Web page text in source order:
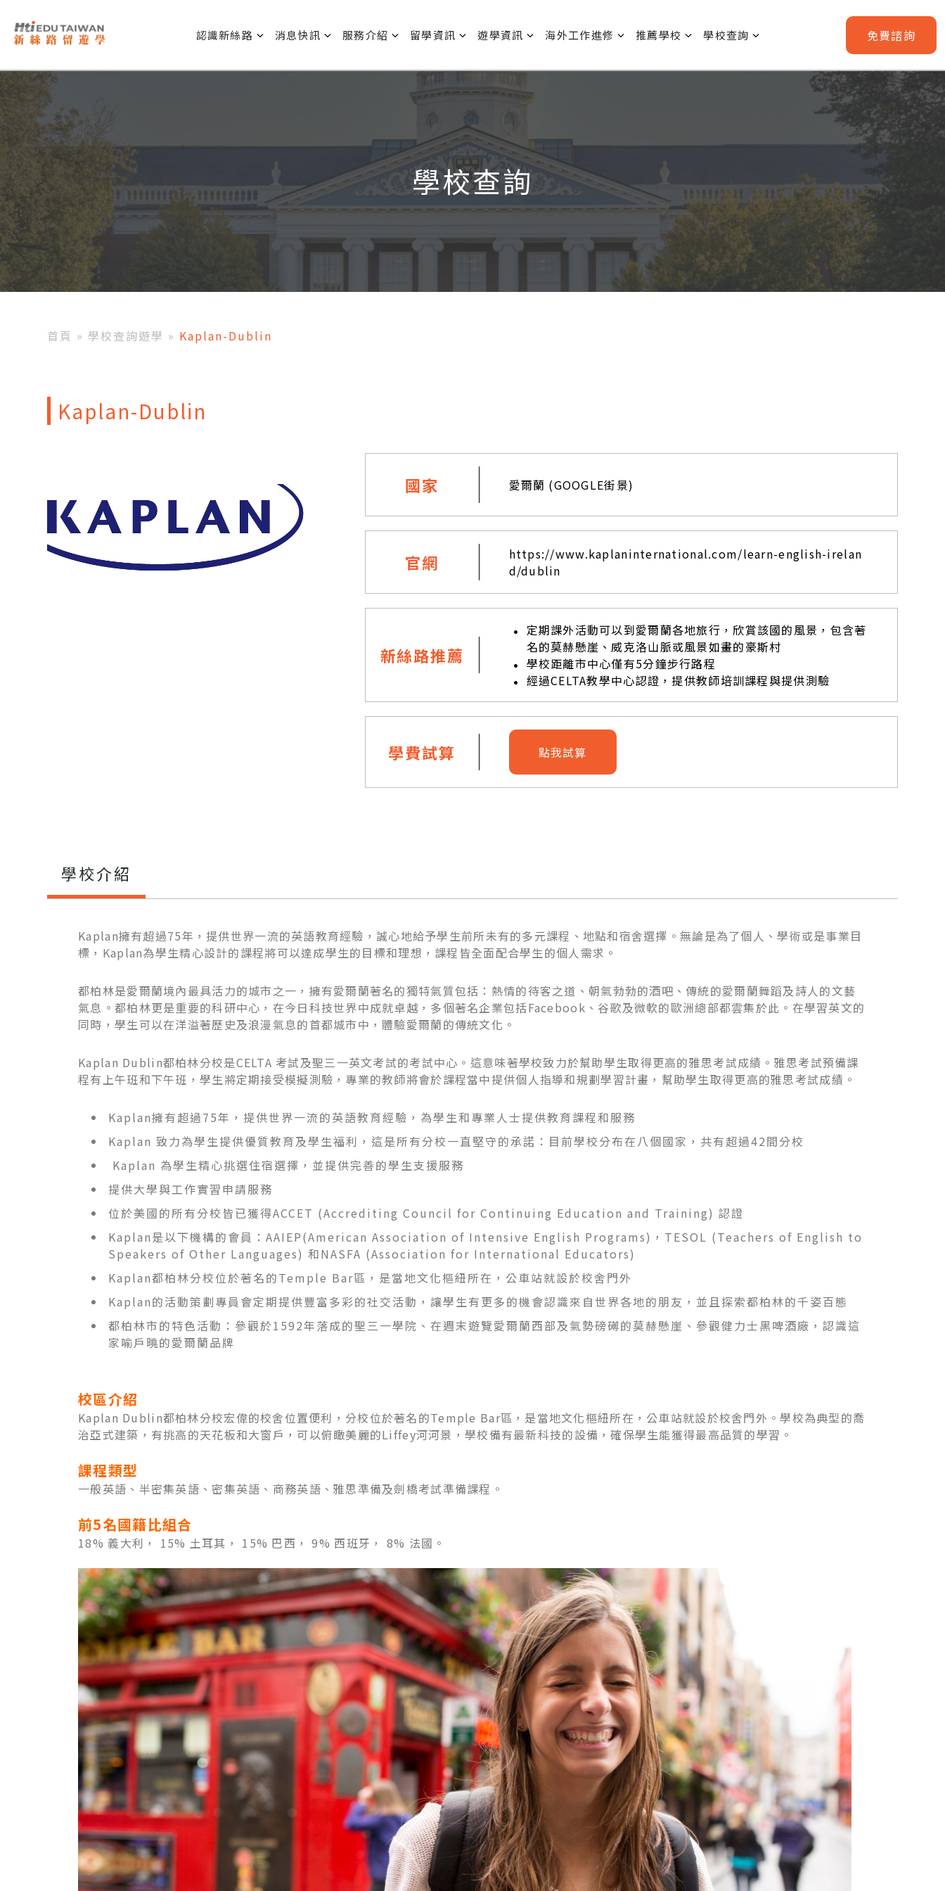
認識新絲路 消息快訊 服務介紹 留學資訊 遊學資訊 海外工作進修 推薦學校 學校查詢 免費諮詢
學校查詢
首頁 »學校查詢遊學 » Kaplan-Dublin
Kaplan-Dublin
國家 愛爾蘭 (GOOGLE街景)
官網
https://www.kaplaninternational.com/learn-english-irelan
d/dublin
新絲路推薦
定期課外活動可以到愛爾蘭各地旅行，欣賞該國的風景，包含著
名的莫赫懸崖、威克洛山脈或風景如畫的豪斯村
學校距離市中心僅有5分鐘步行路程
經過CELTA教學中心認證，提供教師培訓課程與提供測驗
學費試算 點我試算
學校介紹
Kaplan擁有超過75年，提供世界一流的英語教育經驗，誠心地給予學生前所未有的多元課程、地點和宿舍選擇。無論是為了個人、學術或是事業目
標，Kaplan為學生精心設計的課程將可以達成學生的目標和理想，課程皆全面配合學生的個人需求。
都柏林是愛爾蘭境內最具活力的城市之一，擁有愛爾蘭著名的獨特氣質包括：熱情的待客之道、朝氣勃勃的酒吧、傳統的愛爾蘭舞蹈及詩人的文藝
氣息。都柏林更是重要的科研中心，在今日科技世界中成就卓越，多個著名企業包括Facebook、谷歌及微軟的歐洲總部都雲集於此。在學習英文的
同時，學生可以在洋溢著歷史及浪漫氣息的首都城市中，體驗愛爾蘭的傳統文化。
Kaplan Dublin都柏林分校是CELTA 考試及聖三一英文考試的考試中心。這意味著學校致力於幫助學生取得更高的雅思考試成績。雅思考試預備課
程有上午班和下午班，學生將定期接受模擬測驗，專業的教師將會於課程當中提供個人指導和規劃學習計畫，幫助學生取得更高的雅思考試成績。
Kaplan擁有超過75年，提供世界一流的英語教育經驗，為學生和專業人士提供教育課程和服務
Kaplan 致力為學生提供優質教育及學生福利，這是所有分校一直堅守的承諾：目前學校分布在八個國家，共有超過42間分校
Kaplan 為學生精心挑選住宿選擇，並提供完善的學生支援服務
提供大學與工作實習申請服務
位於美國的所有分校皆已獲得ACCET (Accrediting Council for Continuing Education and Training) 認證
Kaplan是以下機構的會員：AAIEP(American Association of Intensive English Programs)，TESOL (Teachers of English to
Speakers of Other Languages) 和NASFA (Association for International Educators)
Kaplan都柏林分校位於著名的Temple Bar區，是當地文化樞紐所在，公車站就設於校舍門外
Kaplan的活動策劃專員會定期提供豐富多彩的社交活動，讓學生有更多的機會認識來自世界各地的朋友，並且探索都柏林的千姿百態
都柏林市的特色活動：參觀於1592年落成的聖三一學院、在週末遊覽愛爾蘭西部及氣勢磅礡的莫赫懸崖、參觀健力士黑啤酒廠，認識這
家喻戶曉的愛爾蘭品牌
校區介紹
Kaplan Dublin都柏林分校宏偉的校舍位置便利，分校位於著名的Temple Bar區，是當地文化樞紐所在，公車站就設於校舍門外。學校為典型的喬
治亞式建築，有挑高的天花板和大窗戶，可以俯瞰美麗的Liffey河河景，學校備有最新科技的設備，確保學生能獲得最高品質的學習。
課程類型
一般英語、半密集英語、密集英語、商務英語、雅思準備及劍橋考試準備課程。
前5名國籍比組合
18% 義大利， 15% 土耳其， 15% 巴西， 9% 西班牙， 8% 法國。